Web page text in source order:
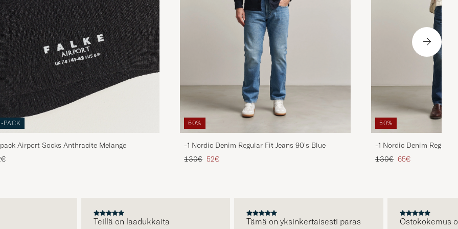
PACK
Airport Socks Anthracite Melange
60%
-1 Nordic Denim Regular Fit Jeans 90's Blue
Tavallinen hinta
130€ Alennettu hinta
52€
50%
-1 Nordic Denim Regular
Tavallinen hinta
130€ Alennettu hinta
65€
Teillä on laadukkaita
Tämä on yksinkertaisesti paras
Ostokokemus oli